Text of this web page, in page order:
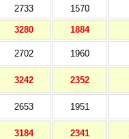
2733
1570
3280 1884
2702 1960
3242 2352
2653 1951
3184 2341